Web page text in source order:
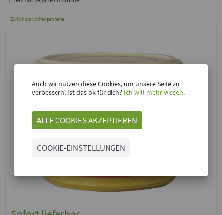
Zurück zur vorherigen Seite
Auch wir nutzen diese Cookies, um unsere Seite zu
verbessern. Ist das ok für dich? Ich will mehr wissen.
ALLE COOKIES AKZEPTIEREN
COOKIE-EINSTELLUNGEN